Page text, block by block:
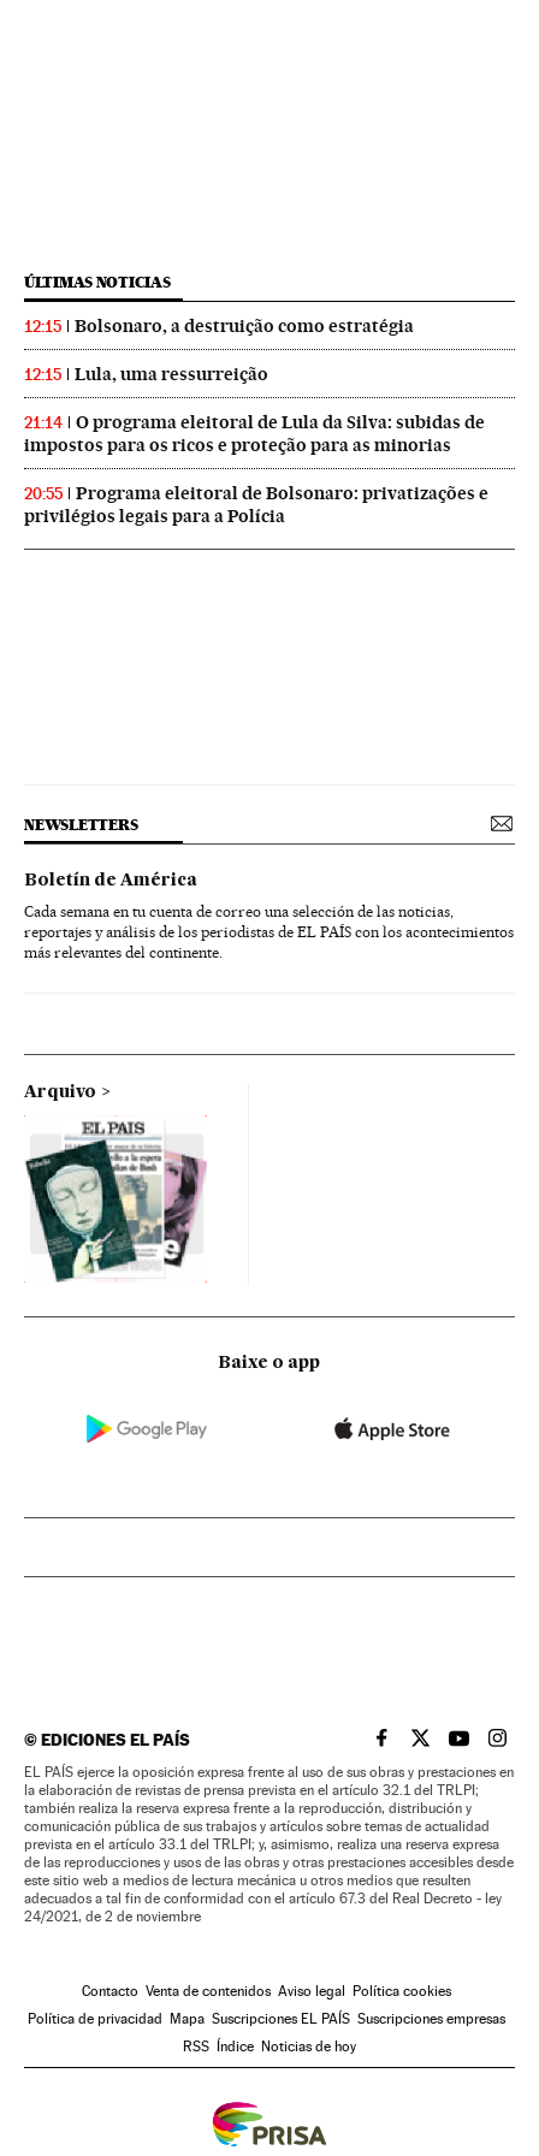
ÚLTIMAS NOTICIAS
12:15 Bolsonaro, a destruição como estratégia
12:15 Lula, uma ressurreição
21:14
O programa eleitoral de Lula da Silva: subidas de
impostos para os ricos e proteção para as minorias
20:55
Programa eleitoral de Bolsonaro: privatizações e
privilégios legais para a Polícia
NEWSLETTERS
Boletín de América
Cada semana en tu cuenta de correo una selección de las noticias,
reportajes y análisis de los periodistas de EL PAÍS con los acontecimientos
más relevantes del continente.
Arquivo
Baixe o app
©EDICIONES EL PAÍS EL PAÍS BRASIL EN
EL PAÍSEL PAÍS
EL
EL PAÍS ejerce la oposición expresa frente al uso de sus obras y prestaciones en
la elaboración de revistas de prensa prevista en el artículo 32.1 del TRLPI;
también realiza la reserva expresa frente a la reproducción, distribución y
comunicación pública de sus trabajos y artículos sobre temas de actualidad
prevista en el artículo 33.1 del TRLPI; y, asimismo, realiza una reserva expresa
de las reproducciones y usos de las obras y otras prestaciones accesibles desde
este sitio web a medios de lectura mecánica u otros medios que resulten
adecuados a tal fin de conformidad con el artículo 67.3 del Real Decreto - ley
24/2021, de 2 de noviembre
Contacto Venta de contenidos Aviso legal
Política cookies
Política de privacidad
Mapa Suscripciones EL PAÍS Suscripciones empresas
RSS
Índice Noticias de hoy